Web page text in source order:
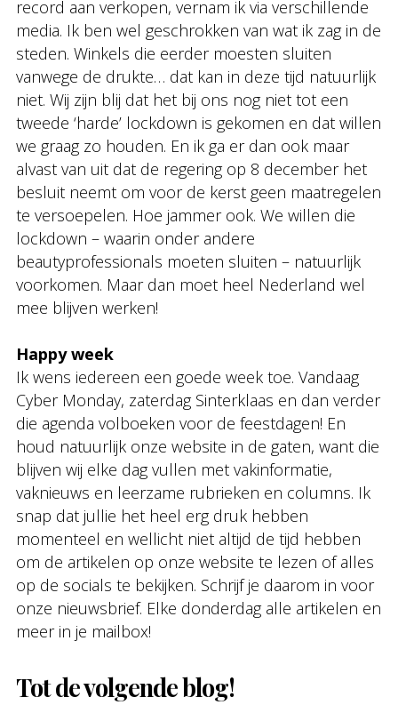
record aan verkopen, vernam ik via verschillende
media. Ik ben wel geschrokken van wat ik zag in de
steden. Winkels die eerder moesten sluiten
vanwege de drukte… dat kan in deze tijd natuurlijk
niet. Wij zijn blij dat het bij ons nog niet tot een
tweede ‘harde’ lockdown is gekomen en dat willen
we graag zo houden. En ik ga er dan ook maar
alvast van uit dat de regering op 8 december het
besluit neemt om voor de kerst geen maatregelen
te versoepelen. Hoe jammer ook. We willen die
lockdown – waarin onder andere
beautyprofessionals moeten sluiten – natuurlijk
voorkomen. Maar dan moet heel Nederland wel
mee blijven werken!
Happy week
Ik wens iedereen een goede week toe. Vandaag
Cyber Monday, zaterdag Sinterklaas en dan verder
die agenda volboeken voor de feestdagen! En
houd natuurlijk onze website in de gaten, want die
blijven wij elke dag vullen met vakinformatie,
vaknieuws en leerzame rubrieken en columns. Ik
snap dat jullie het heel erg druk hebben
momenteel en wellicht niet altijd de tijd hebben
om de artikelen op onze website te lezen of alles
op de socials te bekijken. Schrijf je daarom in voor
onze nieuwsbrief. Elke donderdag alle artikelen en
meer in je mailbox!
Tot de volgende blog!